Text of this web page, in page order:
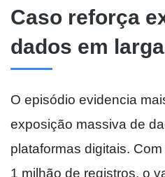
Caso reforça
dados em
O episódio evidencia
exposição massiva de
plataformas digitais.
1 milhão de registros, o